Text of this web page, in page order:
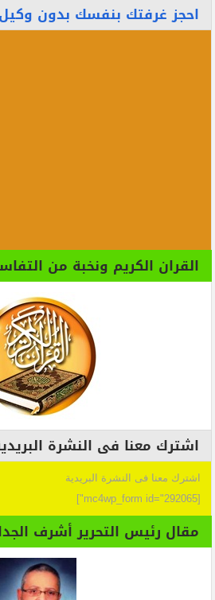
احجز غرفتك بنفسك بدون
القران الكريم ونخبة من
اشترك معنا فى النشرة
اشترك معنا فى النشرة البريدية
[mc4wp_form id="292065"]
مقال رئيس التحرير أشرف